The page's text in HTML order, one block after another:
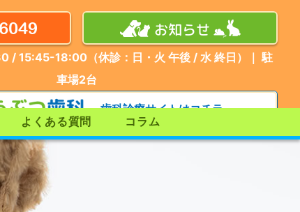
お知らせ
/ 15:45-18:00（休診：日・火 午後 / 水 終日）｜ 駐
車場2台
歯科診療サイトはコチラ
よくある質問 コラム